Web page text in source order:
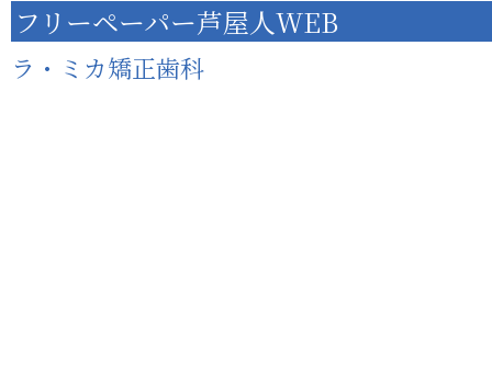
フリーペーパー芦屋人WEB
ラ・ミカ矯正歯科